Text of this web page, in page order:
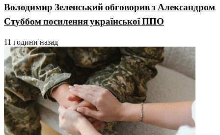
Володимир Зеленський обговорив з Александром
Стуббом посилення української ППО
11 години назад